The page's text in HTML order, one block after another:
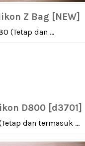
Z Bag [NEW]
(Tetap dan ...
D800 [d3701]
dan termasuk ...